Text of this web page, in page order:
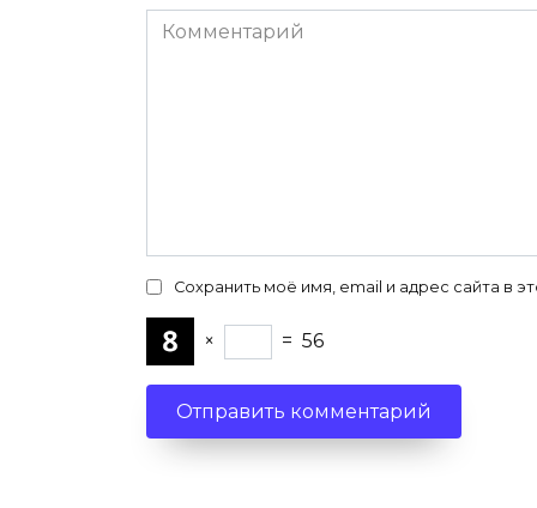
Комментарий
Сохранить моё имя, email и адрес сайта в
× = 56